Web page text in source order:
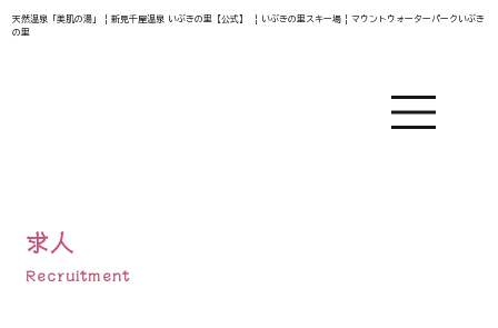
天然温泉「美肌の湯」 | 新見千屋温泉 いぶきの里【公式】 | いぶきの里スキー場 | マウントウォーターパークいぶき
の里
求人
Recruitment